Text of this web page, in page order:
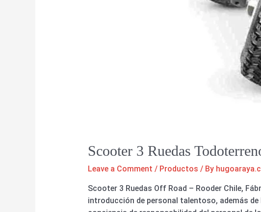
Scooter 3 Ruedas
Leave a Comment / Productos / By
Scooter 3 Ruedas Off Road – Rooder Chile,
introducción de personal talentoso, además